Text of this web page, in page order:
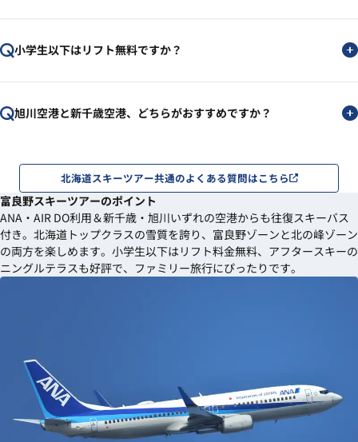
小学生以下はリフト無料ですか？
旭川空港と新千歳空港、どちらがおすすめですか？
北海道スキーツアー共通のよくある質問はこちら
富良野スキーツアーのポイント
ANA・AIR DO利用＆新千歳・旭川いずれの空港からも往復スキーバス
付き。北海道トップクラスの雪質を誇り、富良野ゾーンと北の峰ゾーン
の両方を楽しめます。小学生以下はリフト料金無料、アフタースキーの
ニングルテラスも好評で、ファミリー旅行にぴったりです。